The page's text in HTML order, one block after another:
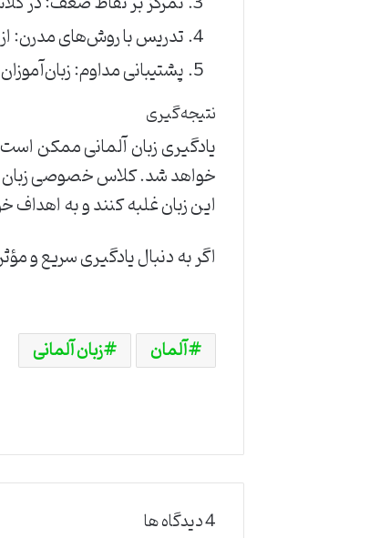
تدریس با روش‌های مدرن:
پشتیبانی مداوم:
نتیجه‌گیری
یادگیری زبان آلمانی ممکن
خواهد شد. کلاس خصوصی زبان
این زبان غلبه کنند و به اهداف
اگر به دنبال یادگیری سریع و
آلمان زبان آلمانی
‫4 دیدگاه ها